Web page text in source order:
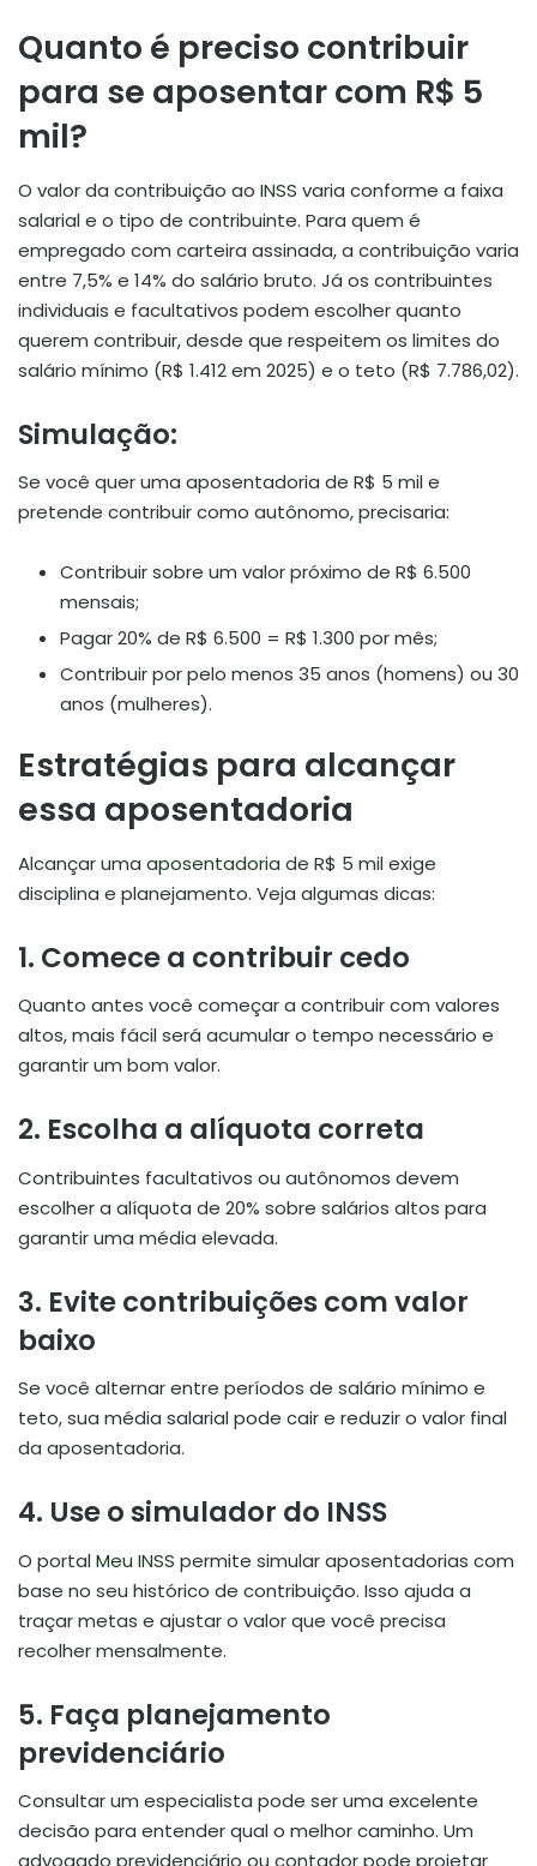
Quanto é preciso contribuir
para se aposentar com R$ 5
mil?
O valor da contribuição ao INSS varia conforme a faixa
salarial e o tipo de contribuinte. Para quem é
empregado com carteira assinada, a contribuição varia
entre 7,5% e 14% do salário bruto. Já os contribuintes
individuais e facultativos podem escolher quanto
querem contribuir, desde que respeitem os limites do
salário mínimo (R$ 1.412 em 2025) e o teto (R$ 7.786,02).
Simulação:
Se você quer uma aposentadoria de R$ 5 mil e
pretende contribuir como autônomo, precisaria:
Contribuir sobre um valor próximo de R$ 6.500
mensais;
Pagar 20% de R$ 6.500 = R$ 1.300 por mês;
Contribuir por pelo menos 35 anos (homens) ou 30
anos (mulheres).
Estratégias para alcançar
essa aposentadoria
Alcançar uma aposentadoria de R$ 5 mil exige
disciplina e planejamento. Veja algumas dicas:
1. Comece a contribuir cedo
Quanto antes você começar a contribuir com valores
altos, mais fácil será acumular o tempo necessário e
garantir um bom valor.
2. Escolha a alíquota correta
Contribuintes facultativos ou autônomos devem
escolher a alíquota de 20% sobre salários altos para
garantir uma média elevada.
3. Evite contribuições com valor
baixo
Se você alternar entre períodos de salário mínimo e
teto, sua média salarial pode cair e reduzir o valor final
da aposentadoria.
4. Use o simulador do INSS
O portal Meu INSS permite simular aposentadorias com
base no seu histórico de contribuição. Isso ajuda a
traçar metas e ajustar o valor que você precisa
recolher mensalmente.
5. Faça planejamento
previdenciário
Consultar um especialista pode ser uma excelente
decisão para entender qual o melhor caminho. Um